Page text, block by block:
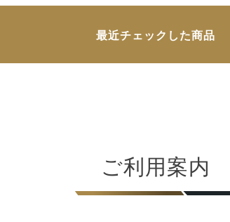
●色と質感
●アルコー
アイズから
のレリーフ
しました。
最近チェックした商品
ご利用案内